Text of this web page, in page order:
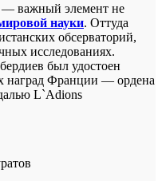
— важный элемент не
науки. Оттуда
обсерваторий,
исследованиях.
был удостоен
наград Франции — ордена
L`Adions